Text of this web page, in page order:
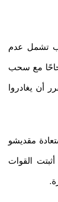
تشمل عدم
مع سحب
عديدها 15 ألف جندي من المقرر أن يغادروا
استعادة مقديشو
القوات